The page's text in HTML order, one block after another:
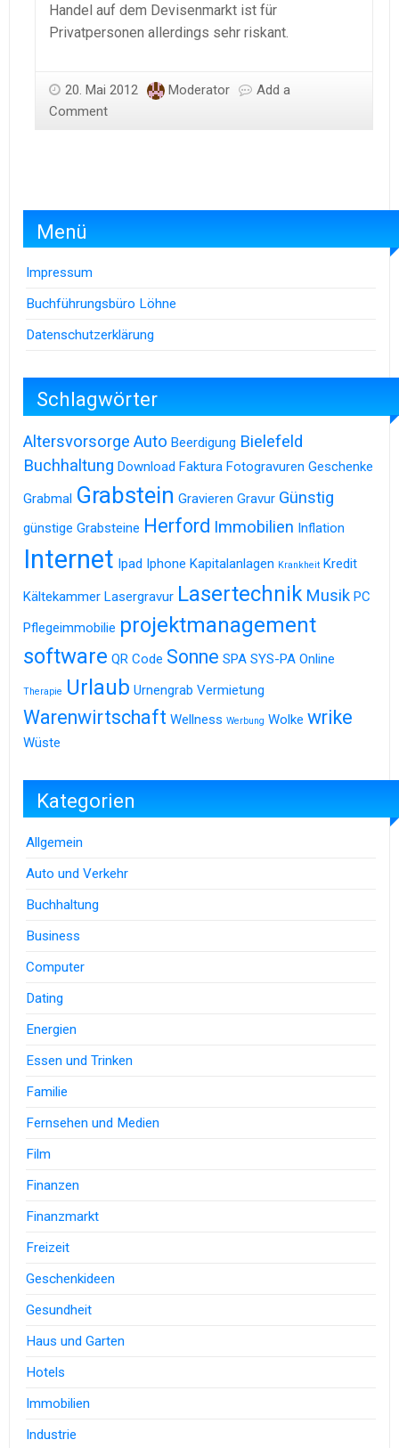
Handel auf dem Devisenmarkt ist für
Privatpersonen allerdings sehr riskant.
20. Mai 2012 Moderator
Add a
Comment
Menü
Impressum
Buchführungsbüro Löhne
Datenschutzerklärung
Schlagwörter
Altersvorsorge Auto Beerdigung Bielefeld
Buchhaltung Download Faktura Fotogravuren Geschenke
Grabmal Grabstein Gravieren Gravur Günstig
günstige Grabsteine Herford Immobilien Inflation
Internet Ipad Iphone Kapitalanlagen Krankheit Kredit
Kältekammer Lasergravur Lasertechnik Musik PC
Pflegeimmobilie projektmanagement
software QR Code Sonne SPA SYS-PA Online
Therapie Urlaub Urnengrab Vermietung
Warenwirtschaft Wellness Werbung Wolke wrike
Wüste
Kategorien
Allgemein
Auto und Verkehr
Buchhaltung
Business
Computer
Dating
Energien
Essen und Trinken
Familie
Fernsehen und Medien
Film
Finanzen
Finanzmarkt
Freizeit
Geschenkideen
Gesundheit
Haus und Garten
Hotels
Immobilien
Industrie